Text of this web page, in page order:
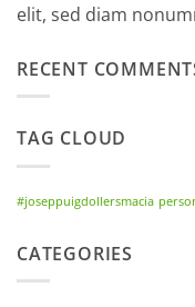
elit, sed diam
RECENT
TAG CLOUD
#joseppuigdollersmacia
CATEGORIES